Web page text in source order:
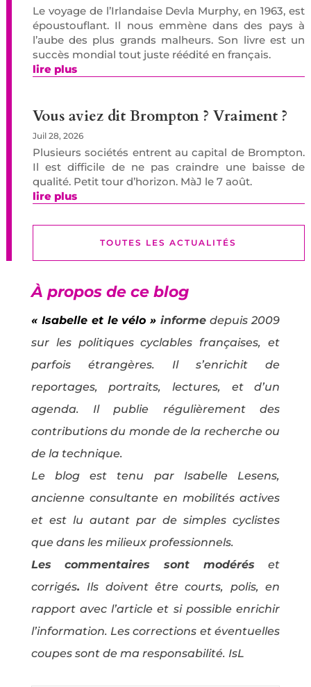
Le voyage de l’Irlandaise Devla Murphy, en 1963, est
époustouflant. Il nous emmène dans des pays à
l’aube des plus grands malheurs. Son livre est un
succès mondial tout juste réédité en français.
lire plus
Vous aviez dit Brompton ? Vraiment ?
Juil 28, 2026
Plusieurs sociétés entrent au capital de Brompton.
Il est difficile de ne pas craindre une baisse de
qualité. Petit tour d’horizon. MàJ le 7 août.
lire plus
TOUTES LES ACTUALITÉS
À propos de ce blog
« Isabelle et le vélo » informe depuis 2009
sur les politiques cyclables françaises, et
parfois étrangères. Il s’enrichit de
reportages, portraits, lectures, et d’un
agenda. Il publie régulièrement des
contributions du monde de la recherche ou
de la technique.
Le blog est tenu par Isabelle Lesens,
ancienne consultante en mobilités actives
et est lu autant par de simples cyclistes
que dans les milieux professionnels.
Les commentaires sont modéréset
corrigés. Ils doivent être courts, polis, en
rapport avec l’article et si possible enrichir
l’information. Les corrections et éventuelles
coupes sont de ma responsabilité. IsL